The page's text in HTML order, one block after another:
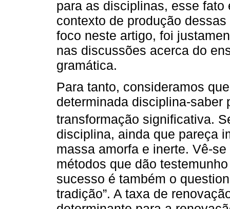
para as disciplinas, esse
contexto de produção
foco neste artigo, foi
nas discussões acerca do
gramática.
Para tanto, consideramos
determinada disciplina-saber
transformação significativa.
disciplina, ainda que pareça
massa amorfa e inerte. Vê-se
métodos que dão
sucesso é também o
tradição”. A taxa de